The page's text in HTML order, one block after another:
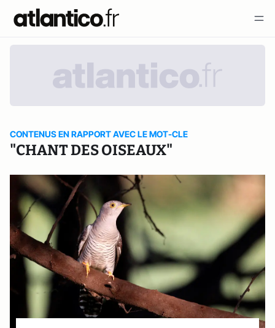
CONTENUS EN RAPPORT AVEC LE MOT-CLE
"CHANT DES OISEAUX"